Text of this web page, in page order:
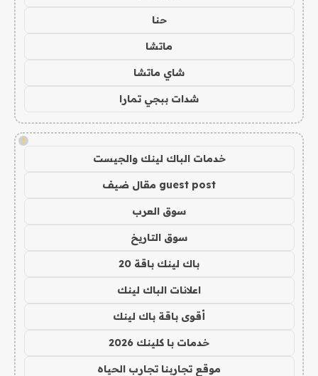
حنا
ماتشا
شاي ماتشا
شدات ببجي تمارا
!
خدمات الباك لينك والجيست
guest post مقال ضيف
سوق العرب
سوق التاريخ
باك لينك باقة 20
اعلانات الباك لينك
أقوى باقة باك لينك
خدمات با كلينك 2026
موقع تجاربنا تجارب الحياه